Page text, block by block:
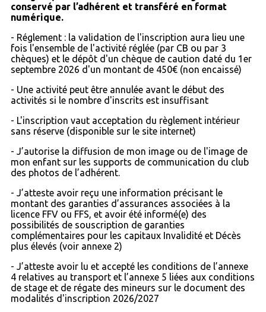
conservé par l’adhérent et transféré en format
numérique.
- Réglement : la validation de l'inscription aura lieu une
fois l'ensemble de l'activité réglée (par CB ou par 3
chèques) et le dépôt d'un chèque de caution daté du 1er
septembre 2026 d'un montant de 450€ (non encaissé)
- Une activité peut être annulée avant le début des
activités si le nombre d'inscrits est insuffisant
- L'inscription vaut acceptation du règlement intérieur
sans réserve (disponible sur le site internet)
- J’autorise la diffusion de mon image ou de l'image de
mon enfant sur les supports de communication du club
des photos de l’adhérent.
- J’atteste avoir reçu une information précisant le
montant des garanties d’assurances associées à la
licence FFV ou FFS, et avoir été informé(e) des
possibilités de souscription de garanties
complémentaires pour les capitaux Invalidité et Décès
plus élevés (voir annexe 2)
- J’atteste avoir lu et accepté les conditions de l’annexe
4 relatives au transport et l’annexe 5 liées aux conditions
de stage et de régate des mineurs sur le document des
modalités d'inscription 2026/2027